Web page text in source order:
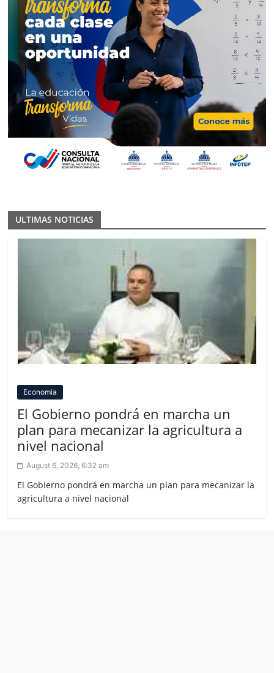
ULTIMAS NOTICIAS
Economia
El Gobierno pondrá en marcha un
plan para mecanizar la agricultura a
nivel nacional
August 6, 2026, 6:32 am
El Gobierno pondrá en marcha un plan para mecanizar la
agricultura a nivel nacional